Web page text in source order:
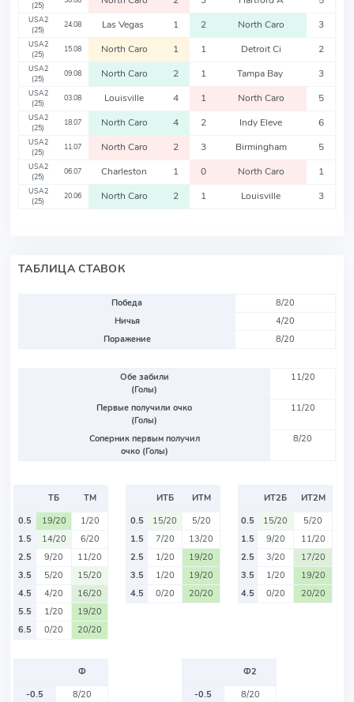
(25)
USA2
(25)
24.08 Las Vegas 1 2 North Caro 3
USA2
(25)
15.08 North Caro 1 1 Detroit Ci 2
USA2
(25)
09.08 North Caro 2 1 Tampa Bay 3
USA2
(25)
03.08 Louisville 4 1 North Caro 5
USA2
(25)
18.07 North Caro 4 2 Indy Eleve 6
USA2
(25)
11.07 North Caro 2 3 Birmingham 5
USA2
(25)
06.07 Charleston 1 0 North Caro 1
USA2
(25)
20.06 North Caro 2 1 Louisville 3
ТАБЛИЦА СТАВОК
Победа
8/20
Ничья
4/20
Поражение
8/20
Обе забили
(Голы)
11/20
Первые получили очко
(Голы)
11/20
Соперник первым получил
очко (Голы)
8/20
ТБ
ТМ
0.5
19/20
1/20
1.5
14/20
6/20
2.5
9/20
11/20
3.5
5/20
15/20
4.5
4/20
16/20
5.5
1/20
19/20
6.5
0/20 20/20
ИТБ
ИТМ
0.5
15/20
5/20
1.5
7/20
13/20
2.5
1/20
19/20
3.5
1/20
19/20
4.5
0/20 20/20
ИТ2Б
ИТ2М
0.5
15/20
5/20
1.5
9/20
11/20
2.5
3/20
17/20
3.5
1/20
19/20
4.5
0/20 20/20
Ф
-0.5
8/20
Ф2
-0.5
8/20